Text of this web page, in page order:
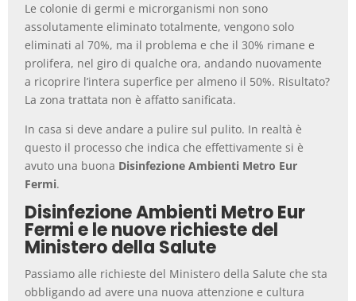
Le colonie di germi e microrganismi non sono
assolutamente eliminato totalmente, vengono solo
eliminati al 70%, ma il problema e che il 30% rimane e
prolifera, nel giro di qualche ora, andando nuovamente
a ricoprire l’intera superfice per almeno il 50%. Risultato?
La zona trattata non è affatto sanificata.
In casa si deve andare a pulire sul pulito. In realtà è
questo il processo che indica che effettivamente si è
avuto una buona Disinfezione Ambienti Metro Eur
Fermi.
Disinfezione Ambienti Metro Eur
Fermi e le nuove richieste del
Ministero della Salute
Passiamo alle richieste del Ministero della Salute che sta
obbligando ad avere una nuova attenzione e cultura